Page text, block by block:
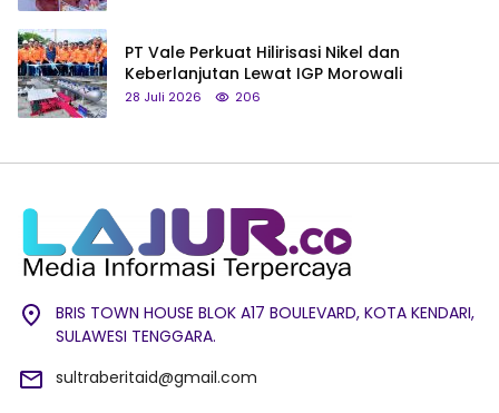
PT Vale Perkuat Hilirisasi Nikel dan
Keberlanjutan Lewat IGP Morowali
28 Juli 2026 206
BRIS TOWN HOUSE BLOK A17 BOULEVARD, KOTA KENDARI,
SULAWESI TENGGARA.
sultraberitaid@gmail.com